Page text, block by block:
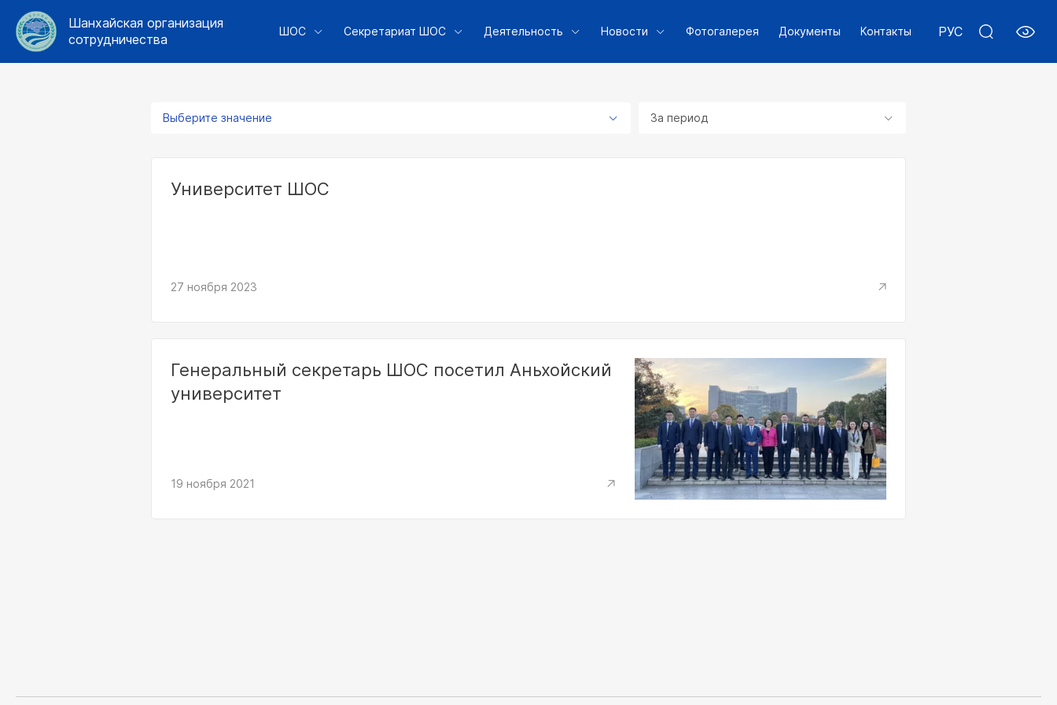
Шанхайская организация
сотрудничества
ШОС Секретариат ШОС Деятельность Новости Фотогалерея Документы Контакты РУС
Выберите значение За период
Университет ШОС
27 ноября 2023
Генеральный секретарь ШОС посетил Аньхойский
университет
19 ноября 2021